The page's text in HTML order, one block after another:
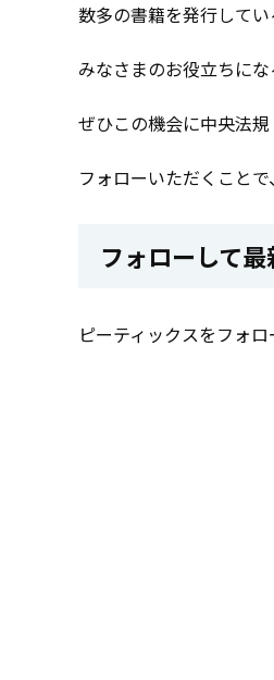
数多の書籍を発行して
みなさまのお役立ちにな
ぜひこの機会に中央法
フォローいただくこと
フォローして最
ピーティックスをフォ